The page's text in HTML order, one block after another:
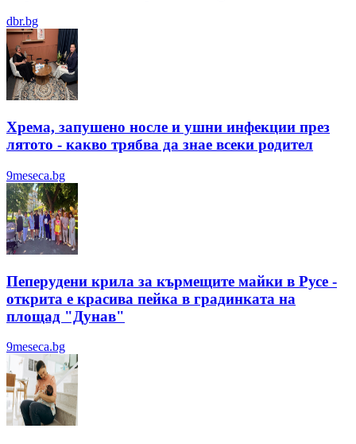
dbr.bg
Хрема, запушено носле и ушни инфекции през
лятотo - какво трябва да знае всеки родител
9meseca.bg
Пеперудени крила за кърмещите майки в Русе -
открита е красива пейка в градинката на
площад "Дунав"
9meseca.bg